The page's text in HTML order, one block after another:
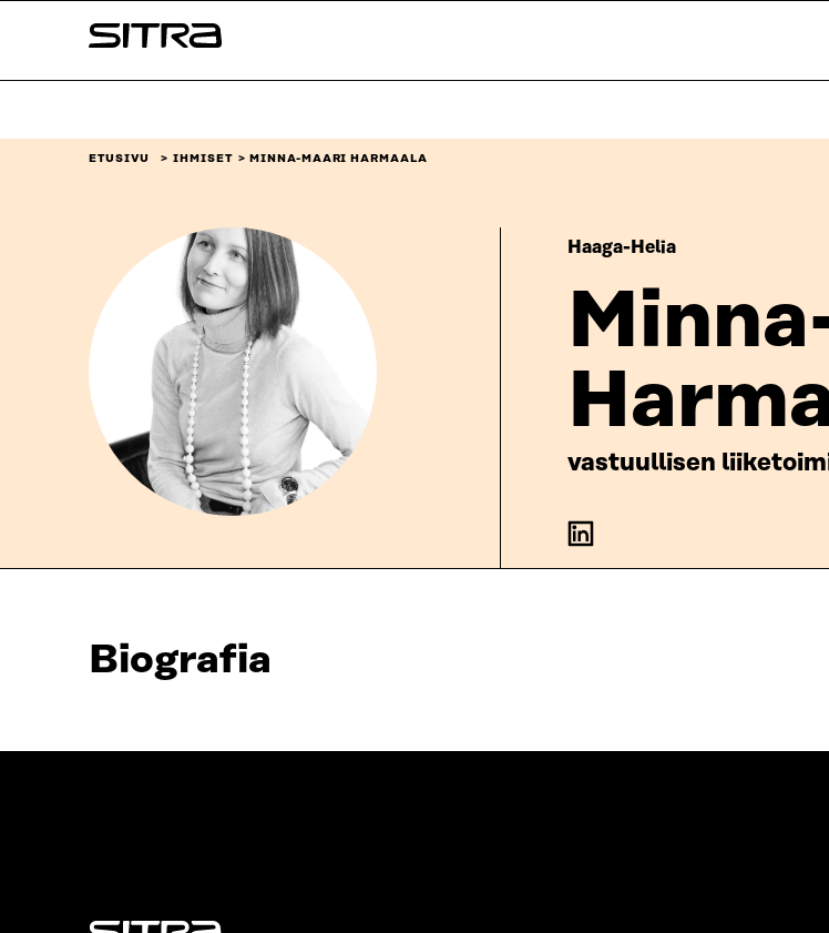
sisältöön
Sitra
ETUSIVU IHMISET MINNA-MAARI HARMAALA
Haaga-Helia
vastuullisen
Biografia